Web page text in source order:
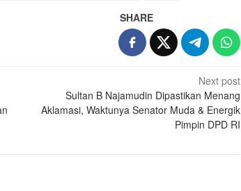
SHARE
Next post
Sultan B Najamudin Dipastikan Menang
Aklamasi, Waktunya Senator Muda & Energik
Pimpin DPD RI